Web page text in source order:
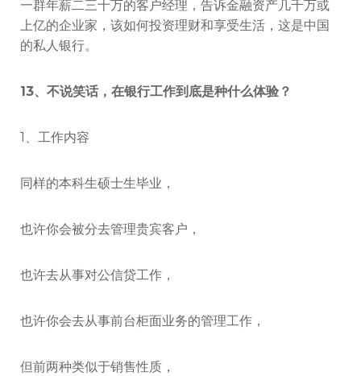
一群年薪二三十万的客户经理，告诉金融资产几千万或
上亿的企业家，该如何投资理财和享受生活，这是中国
的私人银行。
13、不说笑话，在银行工作到底是种什么体验？
1、工作内容
同样的本科生硕士生毕业，
也许你会被分去管理贵宾客户，
也许去从事对公信贷工作，
也许你会去从事前台柜面业务的管理工作，
但前两种类似于销售性质，